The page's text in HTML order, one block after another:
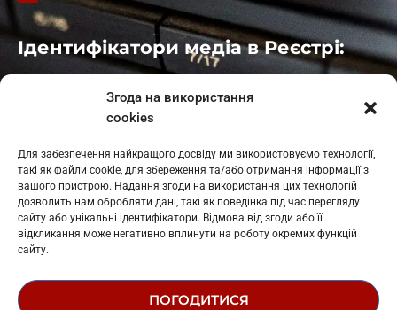
Згода на використання
cookies
Для забезпечення найкращого досвіду ми використовуємо технології,
такі як файли cookie, для збереження та/або отримання інформації з
вашого пристрою. Надання згоди на використання цих технологій
дозволить нам обробляти дані, такі як поведінка під час перегляду
сайту або унікальні ідентифікатори. Відмова від згоди або її
відкликання може негативно вплинути на роботу окремих функцій
сайту.
ПОГОДИТИСЯ
Ідентифікатори медіа в Реєстрі:
: L11-01410
: L11-01801
Косів: L11-01805
Гарасимів: L11-02274